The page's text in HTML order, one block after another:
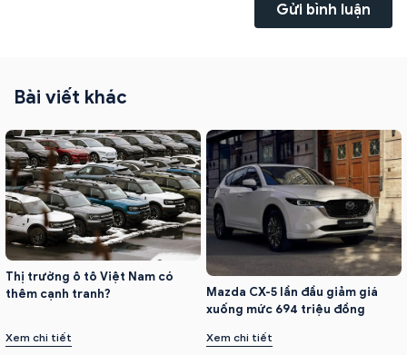
Gửi bình luận
Bài viết khác
Thị trường ô tô Việt Nam có
thêm cạnh tranh?
Xem chi tiết
Mazda CX-5 lần đầu giảm giá
xuống mức 694 triệu đồng
Xem chi tiết